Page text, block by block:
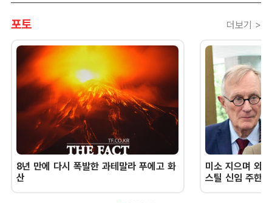
포토 더보기 >
8년 만에 다시 폭발한 과테말라 푸에고 화
산
미소 지으며 외
스틸 신임 주한